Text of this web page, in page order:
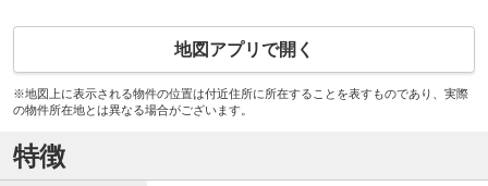
地図アプリで開く
※地図上に表示される物件の位置は付近住所に所在することを表すものであり、実際
の物件所在地とは異なる場合がございます。
特徴